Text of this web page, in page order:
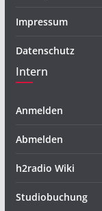
Impressum
Datenschutz
Intern
Anmelden
Abmelden
h2radio Wiki
Studiobuchung